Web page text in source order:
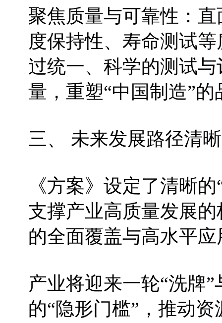
聚焦质量与可靠性：
度保持性、寿命测试
过统一、科学的测试
量，重塑“中国制造”的
三、 未来发展路径清
《方案》设定了清晰
支撑产业高质量发展
的全面覆盖与高水平
产业将迎来一轮“洗牌
的“隐形门槛”，推动